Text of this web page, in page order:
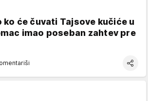
ko će čuvati Tajsove kučiće u
imao poseban zahtev pre